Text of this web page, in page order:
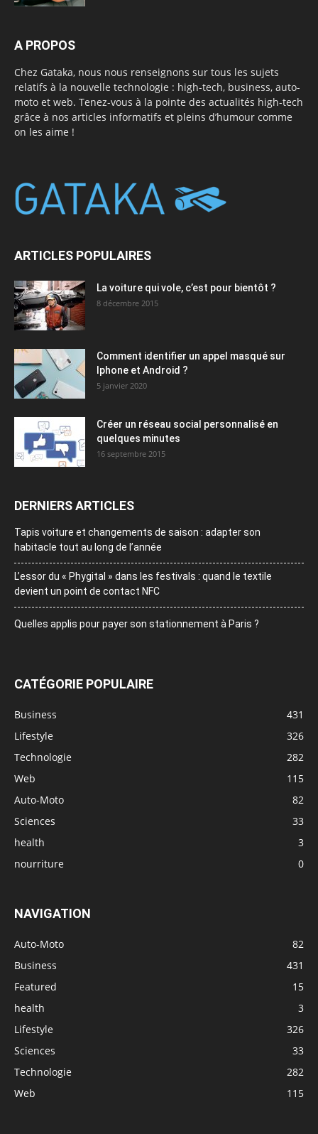
A PROPOS
Chez Gataka, nous nous renseignons sur tous les sujets
relatifs à la nouvelle technologie : high-tech, business, auto-
moto et web. Tenez-vous à la pointe des actualités high-tech
grâce à nos articles informatifs et pleins d’humour comme
on les aime !
ARTICLES POPULAIRES
La voiture qui vole, c’est pour bientôt ?
8 décembre 2015
Comment identifier un appel masqué sur
Iphone et Android ?
5 janvier 2020
Créer un réseau social personnalisé en
quelques minutes
16 septembre 2015
DERNIERS ARTICLES
Tapis voiture et changements de saison : adapter son
habitacle tout au long de l’année
L’essor du « Phygital » dans les festivals : quand le textile
devient un point de contact NFC
Quelles applis pour payer son stationnement à Paris ?
CATÉGORIE POPULAIRE
Business
431
Lifestyle
326
Technologie
282
Web
115
Auto-Moto
82
Sciences
33
health
3
nourriture
0
NAVIGATION
Auto-Moto
82
Business
431
Featured
15
health
3
Lifestyle
326
Sciences
33
Technologie
282
Web
115